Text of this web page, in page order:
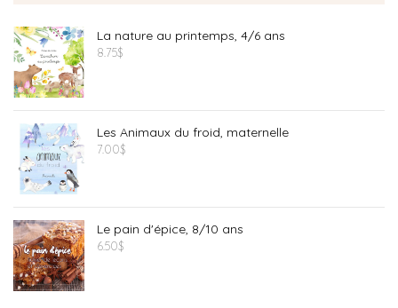
La nature au printemps, 4/6 ans
8.75$
Les Animaux du froid, maternelle
7.00$
Le pain d'épice, 8/10 ans
6.50$